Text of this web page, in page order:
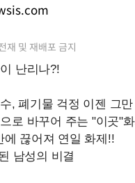
및 재배포 금지